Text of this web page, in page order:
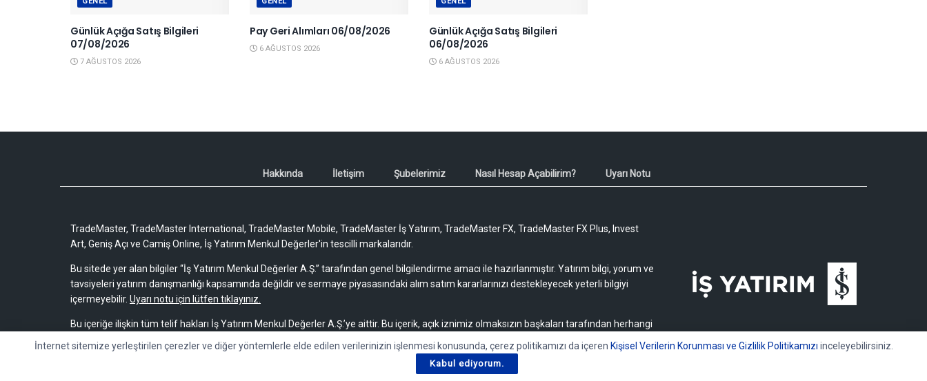
Günlük Açığa Satış Bilgileri
07/08/2026
7 AĞUSTOS 2026
Pay Geri Alımları 06/08/2026
6 AĞUSTOS 2026
Günlük Açığa Satış Bilgileri
06/08/2026
6 AĞUSTOS 2026
Hakkında İletişim Şubelerimiz Nasıl Hesap Açabilirim? Uyarı Notu
TradeMaster, TradeMaster International, TradeMaster Mobile, TradeMaster İş Yatırım, TradeMaster FX, TradeMaster FX Plus, Invest
Art, Geniş Açı ve Camiş Online, İş Yatırım Menkul Değerler'in tescilli markalarıdır.
Bu sitede yer alan bilgiler “İş Yatırım Menkul Değerler A.Ş.” tarafından genel bilgilendirme amacı ile hazırlanmıştır. Yatırım bilgi, yorum ve
tavsiyeleri yatırım danışmanlığı kapsamında değildir ve sermaye piyasasındaki alım satım kararlarınızı destekleyecek yeterli bilgiyi
içermeyebilir. Uyarı notu için lütfen tıklayınız.
Bu içeriğe ilişkin tüm telif hakları İş Yatırım Menkul Değerler A.Ş.’ye aittir. Bu içerik, açık iznimiz olmaksızın başkaları tarafından herhangi
bir amaçla, kısmen veya tamamen çoğaltılamaz, dağıtılamaz, yayımlanamaz veya değiştirilemez.
İnternet sitemize yerleştirilen çerezler ve diğer yöntemlerle elde edilen verilerinizin işlenmesi konusunda, çerez politikamızı da içeren Kişisel Verilerin Korunması ve Gizlilik Politikamızı inceleyebilirsiniz.
Kabul ediyorum.